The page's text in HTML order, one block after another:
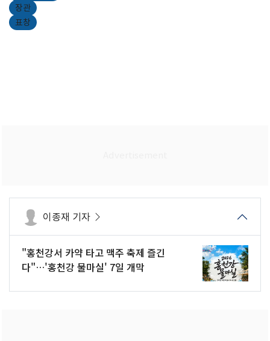
장관
표창
이종재 기자
"홍천강서 카약 타고 맥주 축제 즐긴
다"…'홍천강 물마실' 7일 개막